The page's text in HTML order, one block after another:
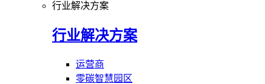
行业解决方案
行业解决方案
运营商
零碳智慧园区